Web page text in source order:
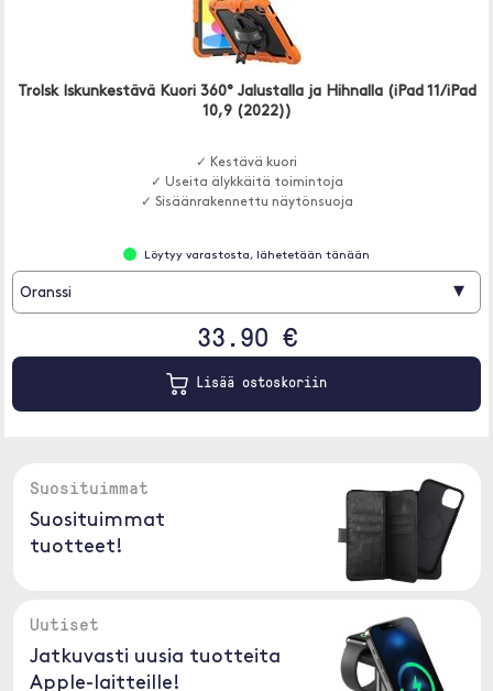
Trolsk Iskunkestävä Kuori 360° Jalustalla ja Hihnalla (iPad 11/iPad
10,9 (2022))
✓ Kestävä kuori
✓ Useita älykkäitä toimintoja
✓ Sisäänrakennettu näytönsuoja
Löytyy varastosta, lähetetään tänään
Oranssi ▾
33.90 €
Lisää ostoskoriin
Suosituimmat
Suosituimmat
tuotteet!
Uutiset
Jatkuvasti uusia tuotteita
Apple-laitteille!